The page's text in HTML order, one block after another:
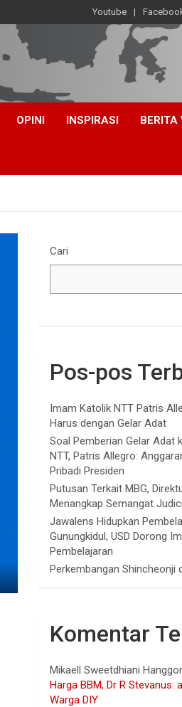
Youtube
OPINI INSPIRASI BERITA
Cari
Pos-pos
Imam Katolik NTT Patris
Harus dengan Gelar Adat
Soal Pemberian Gelar Adat
NTT, Patris Allegro:
Pribadi Presiden
Putusan Terkait MBG,
Menangkap Semangat
Jawalens Hidupkan
Gunungkidul, USD Dorong
Pembelajaran
Perkembangan Shincheonji
Komentar
Mikaell Sweetdhiani
Harga BBM, Dr R Stevanus:
Warga DIY